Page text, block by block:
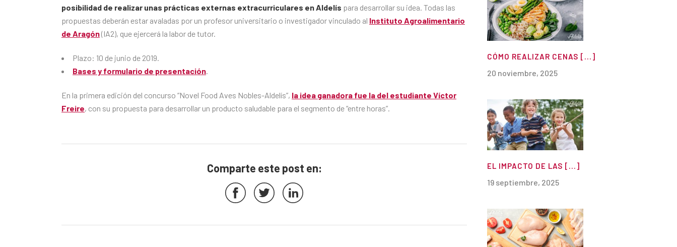
posibilidad de realizar unas prácticas externas extracurriculares en Aldelís para desarrollar su idea. Todas las
propuestas deberán estar avaladas por un profesor universitario o investigador vinculado al Instituto Agroalimentario
de Aragón(IA2), que ejercerá la labor de tutor.
Plazo: 10 de junio de 2019.
Bases y formulario de presentación.
En la primera edición del concurso “Novel Food Aves Nobles-Aldelís”, la idea ganadora fue la del estudiante Víctor
Freire, con su propuesta para desarrollar un producto saludable para el segmento de “entre horas”.
Comparte este post en:
CÓMO REALIZAR CENAS [...]
20 noviembre, 2025
EL IMPACTO DE LAS [...]
19 septiembre, 2025